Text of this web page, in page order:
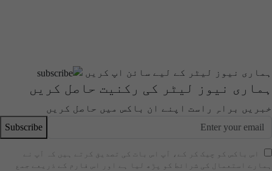
نیوز لیٹر کے لیے سائن اپ کریں
نیوز لیٹر کی رکنیت حاصل کریں
براہِ راست اپنے ان باکس میں حاصل کریں
Subscribe
اس باکس کو چیک کر کے، آپ اس بات کی تصدیق کرتے ہیں کہ آپ نے
استعمال کی شرائط کو پڑھ لیا ہے اور اس فارم کے ذریعے جمع